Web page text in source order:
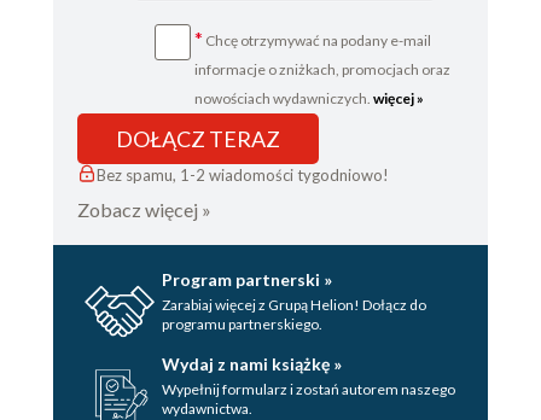
* Chcę otrzymywać na podany e-mail
informacje o zniżkach, promocjach oraz
nowościach wydawniczych. więcej »
DOŁĄCZ TERAZ
Bez spamu, 1-2 wiadomości tygodniowo!
Zobacz więcej »
Program partnerski »
Zarabiaj więcej z Grupą Helion! Dołącz do
programu partnerskiego.
Wydaj z nami książkę »
Wypełnij formularz i zostań autorem naszego
wydawnictwa.